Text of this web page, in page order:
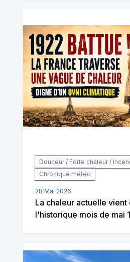
Douceur / Forte chaleur /
Chronique météo
28 Mai 2026
La chaleur actuelle
l'historique mois de mai